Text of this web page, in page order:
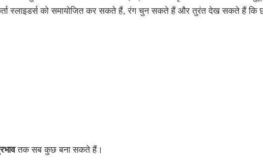
स्लाइडर्स को समायोजित कर सकते हैं, रंग चुन सकते हैं और तुरंत देख सकते हैं कि
तक सब कुछ बना सकते हैं।